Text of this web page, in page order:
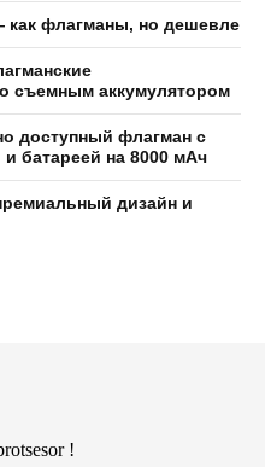
как флагманы, но дешевле
съемным аккумулятором
доступный флагман с
батареей на 8000 мАч
дизайн и